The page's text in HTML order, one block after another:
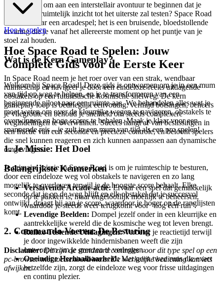
Ben je klaar om aan een interstellair avontuur te beginnen dat je
reflexen en ruimtelijk inzicht tot het uiterste zal testen? Space Road
is niet zomaar een arcadespel; het is een bruisende, bloedstollende
ervaring die je vanaf het allereerste moment op het puntje van je
stoel zal houden.
Wat is de Kern Gameplay?
In Space Road neem je het roer over van een strak, wendbaar
ruimteschip en navigeer je door een eindeloze reeks uitdagende
obstakels op een futuristische kosmische snelweg. De kern
gameplay loop is bedrieglijk eenvoudig: vermijd botsingen, beheers
je vliegroute en behoud je snelheid om steeds complexere
wegindelingen te overwinnen. Succes hangt af van beslissingen in
een fractie van een seconde en precieze controle, en beloont spelers
die snel kunnen reageren en zich kunnen aanpassen aan dynamische
omgevingen.
Belangrijkste Kenmerken
Verslavende Arcade-actie:Ervaar een spel dat gemakkelijk
op te pakken is, maar ongelooflijk moeilijk te beheersen,
waardoor je steeds weer terugkomt voor "nog één run".
Levendige Beelden: Dompel jezelf onder in een kleurrijke en
aantrekkelijke wereld die de kosmische weg tot leven brengt.
Reflex-Testende Uitdagingen:Verbeter je reactietijd terwijl
je door ingewikkelde hindernisbanen weeft die zijn
ontworpen om je grenzen te verleggen.
Oneindige Herhaalbaarheid:Met geen twee runs die exact
hetzelfde zijn, zorgt de eindeloze weg voor frisse uitdagingen
en continu plezier.
Hoe te spelen
Hoe Space Road te Spelen: Jouw
Complete Gids voor de Eerste Keer
Welkom bij Space Road! Deze gids is ontworpen om je in een mum
van tijd op weg te helpen, en je te transformeren van een
beginnende piloot naar een ruimte-aas. We behandelen alles wat je
moet weten om over de kleurrijke wegen te navigeren, obstakels te
overwinnen en hoge scores te behalen. Maak je klaar voor een
spannende reis – je zult in een mum van tijd als een pro spelen!
1. Je Missie: Het Doel
Je primaire missie in Space Road is om je ruimteschip te besturen,
door een eindeloze weg vol obstakels te navigeren en zo lang
mogelijk te overleven terwijl je de hoogste score behaalt. Elke
seconde dat je op de weg blijft en elk obstakel dat je succesvol
ontwijkt, draagt bij aan je score, waardoor je hoger op de ranglijsten
komt.
2. Commando Voeren: De Besturing
Disclaimer: Dit zijn de standaard controles voor dit type spel op een
pc-browser met toetsenbord/muis. De werkelijke bediening kan iets
afwijken.